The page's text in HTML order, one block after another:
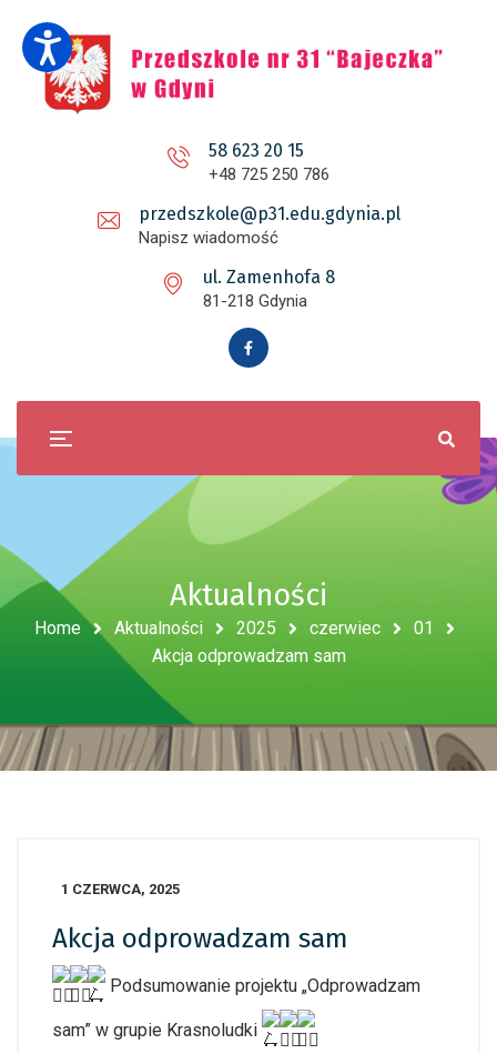
58 623 20 15
+48 725 250 786
przedszkole@p31.edu.gdynia.pl
Napisz wiadomość
ul. Zamenhofa 8
81-218 Gdynia
Aktualności
Home Aktualności 2025 czerwiec
01
Akcja odprowadzam sam
1 CZERWCA, 2025
Akcja odprowadzam sam
Podsumowanie projektu „Odprowadzam
sam” w grupie Krasnoludki